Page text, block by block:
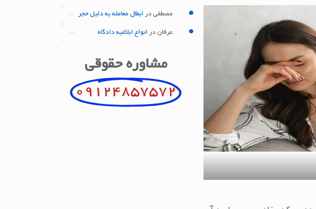
مصطفیدر ابطال معامله به دلیل حجر
عرفاندر انواع ابلاغیه دادگاه
مشاوره حقوقی
09124857572